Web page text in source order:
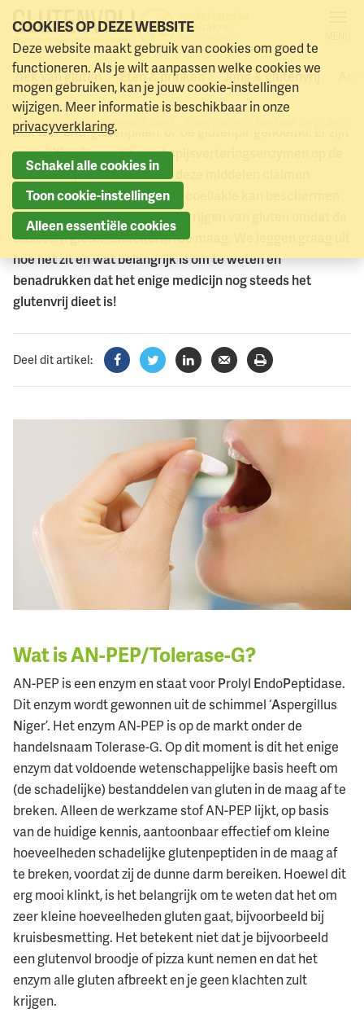
Naar menu Naar hoofdinhoud
Ziek van gluten Eten & drinken Jong & glutenvrij
Eten & drinken Glutenvrij dieet
OVER GLUTEN
Bestaat er een glutenpil?
We krijgen veel vragen over glutenafbrekende enzymen,
ook wel 'anti-glutenpillen' of 'de glutenpil' genoemd. Er zijn
verschillende van dit soort spijsverteringsenzymen op de
markt. De producenten van deze middelen claimen
allemaal dat het mensen met coeliakie kan beschermen
tegen klachten na het binnen krijgen van gluten omdat de
tabletten gluten afbreken in de maag. We leggen graag uit
hoe het zit en wat belangrijk is om te weten en
benadrukken dat het enige medicijn nog steeds het
glutenvrij dieet is!
Deel dit artikel:
Facebook
TwitterLinkedInVerzenden
Printen
Wat is AN-PEP/Tolerase-G?
AN-PEP is een enzym en staat voorProlyl EndoPeptidase.
Dit enzym wordt gewonnen uit de schimmel ‘Aspergillus
Niger’. Het enzym AN-PEP is op de markt onder de
handelsnaam Tolerase-G. Op dit moment is dit het enige
enzym dat voldoende wetenschappelijke basis heeft om
(de schadelijke) bestanddelen van gluten in de maag af te
breken. Alleen de werkzame stof AN-PEP lijkt, op basis
van de huidige kennis, aantoonbaar effectief om kleine
hoeveelheden schadelijke glutenpeptiden in de maag af
te breken, voordat zij de dunne darm bereiken. Hoewel dit
erg mooi klinkt, is het belangrijk om te weten dat het om
zeer kleine hoeveelheden gluten gaat, bijvoorbeeld bij
kruisbesmetting. Het betekent niet dat je bijvoorbeeld
een glutenvol broodje of pizza kunt nemen en dat het
enzym alle gluten afbreekt en je geen klachten zult
krijgen.
COOKIES OP DEZE WEBSITE
Deze website maakt gebruik van cookies om goed te
functioneren. Als je wilt aanpassen welke cookies we
mogen gebruiken, kan je jouw cookie-instellingen
wijzigen. Meer informatie is beschikbaar in onze
privacyverklaring.
Schakel alle cookies in
Toon cookie-instellingen
Alleen essentiële cookies